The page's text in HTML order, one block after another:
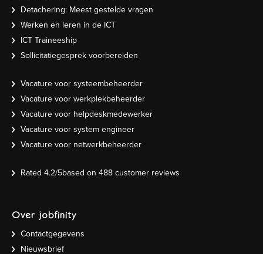
Detachering: Meest gestelde vragen
Werken en leren in de ICT
ICT Traineeship
Sollicitatiegesprek voorbereiden
Vacature voor systeembeheerder
Vacature voor werkplekbeheerder
Vacature voor helpdeskmedewerker
Vacature voor system engineer
Vacature voor netwerkbeheerder
Rated 4.2/5based on 488 customer reviews
Over jobfinity
Contactgegevens
Nieuwsbrief